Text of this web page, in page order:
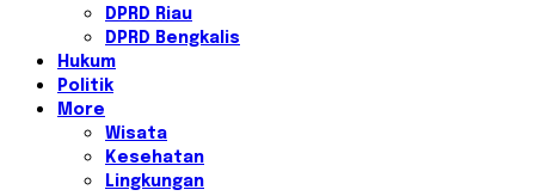
DPRD Riau
DPRD Bengkalis
Hukum
Politik
More
Wisata
Kesehatan
Lingkungan